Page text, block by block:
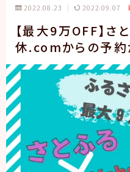
2022.08.23 2022.09.07
【最大9万OFF】
休.comからの予約